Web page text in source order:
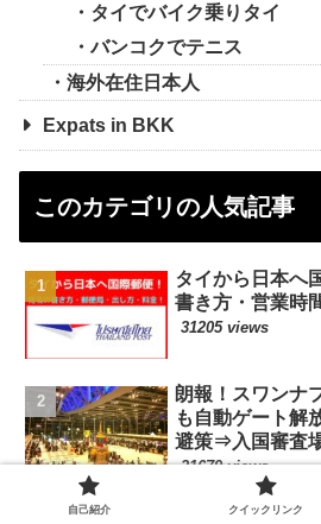
タイでバイク乗りタイ
バンコクでテニス
海外在住日本人
Expats in BKK
このカテゴリの人気記事
タイから日本へ
書き方・営業時
31205 views
朗報！スワンナ
も自動ゲート解
避策⇒入国審査
21679 views
◆タイのお正月
自己紹介 クイックリンク